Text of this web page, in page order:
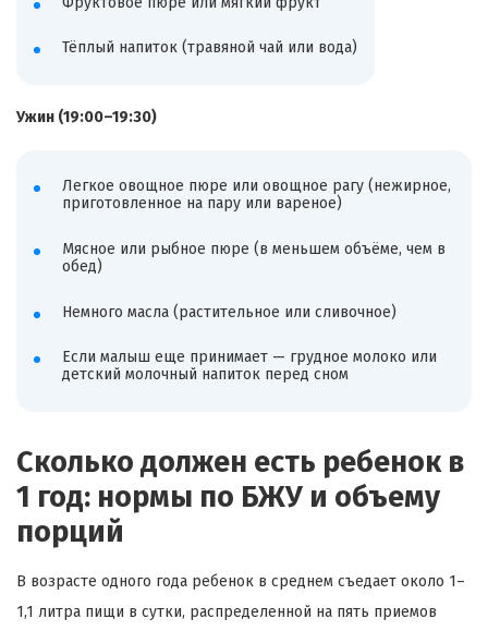
Тёплый напиток (травяной чай или вода)
Ужин (19:00–19:30)
Легкое овощное пюре или овощное рагу (нежирное,
приготовленное на пару или вареное)
Мясное или рыбное пюре (в меньшем объёме, чем в
обед)
Немного масла (растительное или сливочное)
Если малыш еще принимает — грудное молоко или
детский молочный напиток перед сном
Сколько должен есть ребенок в
1 год: нормы по БЖУ и объему
порций
В возрасте одного года ребенок в среднем съедает около 1–
1,1 литра пищи в сутки, распределенной на пять приемов